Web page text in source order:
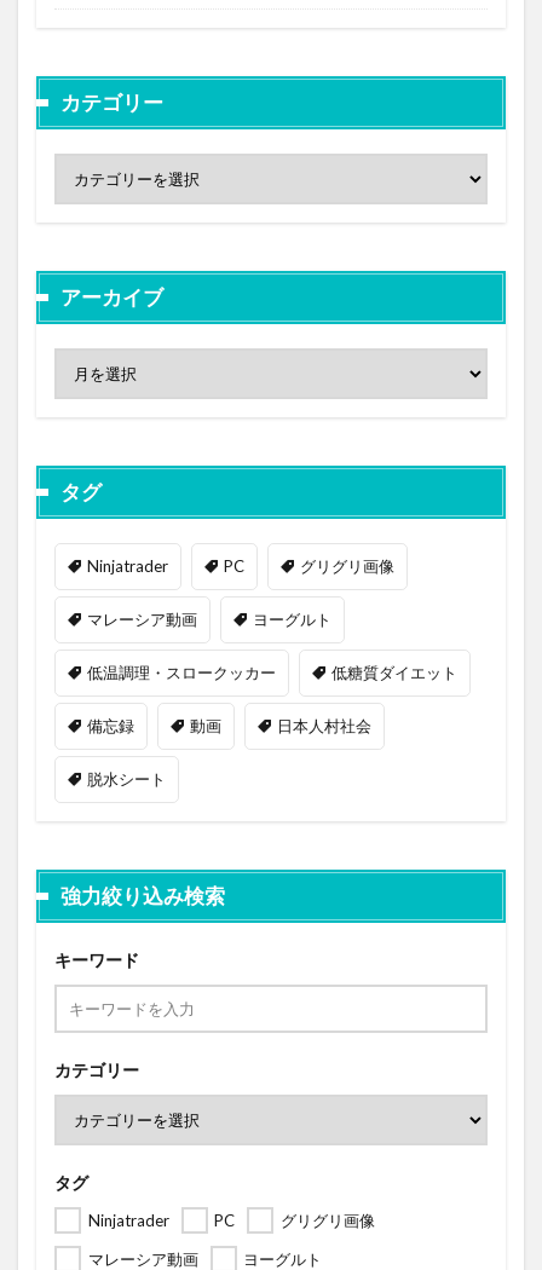
カテゴリー
アーカイブ
タグ
Ninjatrader PC グリグリ画像
マレーシア動画 ヨーグルト
低温調理・スロークッカー 低糖質ダイエット
備忘録 動画 日本人村社会
脱水シート
強力絞り込み検索
キーワード
カテゴリー
タグ
Ninjatrader PC
グリグリ画像
マレーシア動画
ヨーグルト